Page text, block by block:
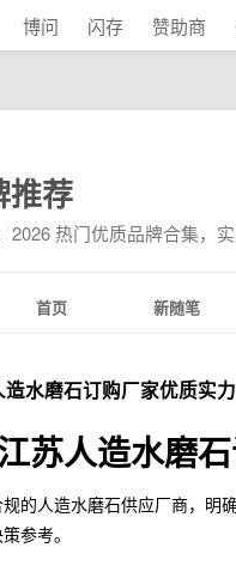
博问 闪存 赞助商
推荐
2026 热门优质品牌合集，
首页 新随笔
水磨石订购厂家优质实
苏人造水磨
的人造水磨石供应厂商，明
参考。